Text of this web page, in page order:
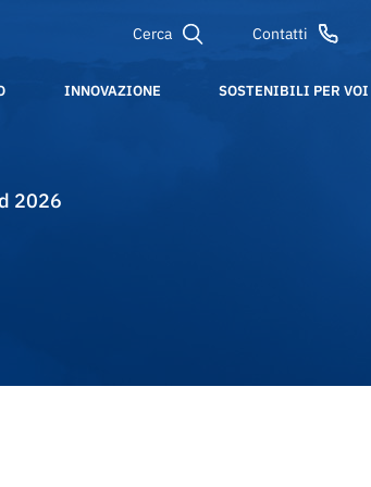
Cerca Contatti
INNOVAZIONE SOSTENIBILI PER VOI
2026